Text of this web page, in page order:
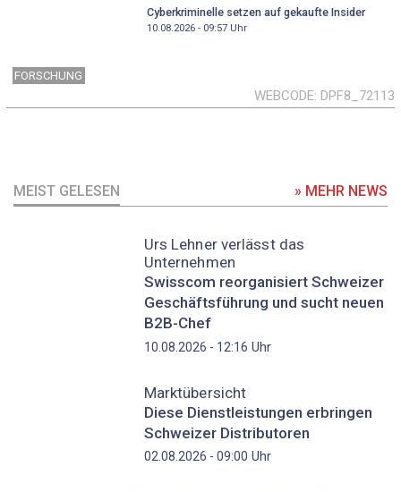
Cyberkriminelle setzen auf gekaufte Insider
10.08.2026 - 09:57Uhr
FORSCHUNG
WEBCODE DPF8_72113
MEIST GELESEN » MEHR NEWS
Urs Lehner verlässt das
Unternehmen
Swisscom reorganisiert Schweizer
Geschäftsführung und sucht neuen
B2B-Chef
10.08.2026 - 12:16 Uhr
Marktübersicht
Diese Dienstleistungen erbringen
Schweizer Distributoren
02.08.2026 - 09:00 Uhr